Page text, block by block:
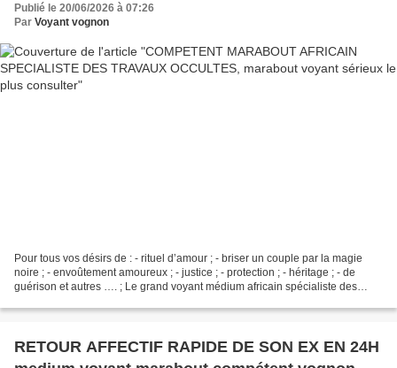
Publié le 20/06/2026 à 07:26
Par Voyant vognon
Pour tous vos désirs de : - rituel d’amour ; - briser un couple par la magie
noire ; - envoûtement amoureux ; - justice ; - protection ; - héritage ; - de
guérison et autres …. ; Le grand voyant médium africain spécialiste des
RETOUR AFFECTIF RAPIDE DE SON EX EN 24H